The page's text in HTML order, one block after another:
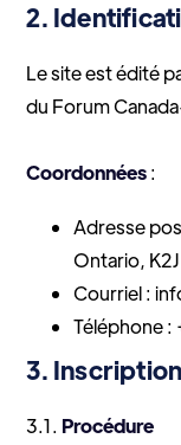
2.
Le site est édité
du Forum
Coordonnées:
Adresse
Ontario,
Courriel :
Téléphone :
3.
3.1. Procédure